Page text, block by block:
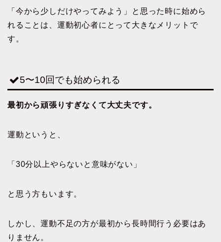
「今から少しだけやってみよう」と思った時に始めら
れることは、運動初心者にとって大きなメリットで
す。
5〜10回でも始められる
最初から頑張りすぎなくて大丈夫です。
運動というと、
「30分以上やらないと意味がない」
と思う方もいます。
しかし、運動不足の方が最初から長時間行う必要はあ
りません。